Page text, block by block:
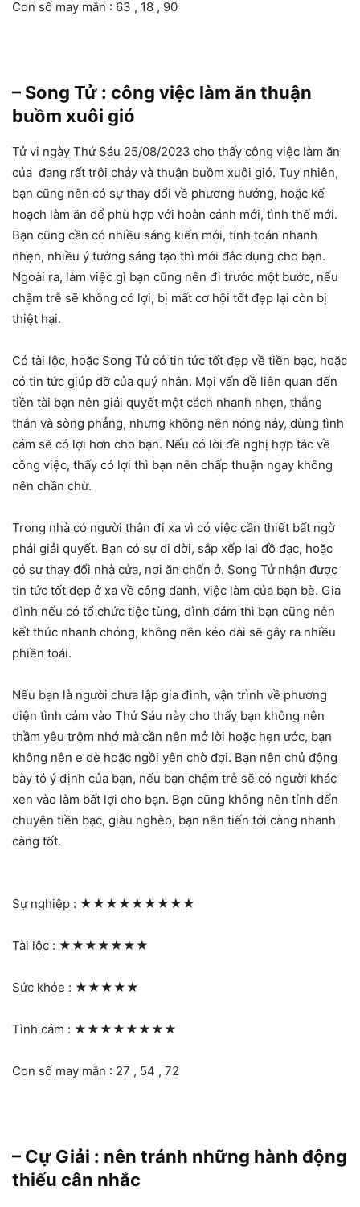
Con số may mắn : 63 , 18 , 90
– Song Tử : công việc làm ăn thuận
buồm xuôi gió
Tử vi ngày Thứ Sáu 25/08/2023 cho thấy công việc làm ăn
của đang rất trôi chảy và thuận buồm xuôi gió. Tuy nhiên,
bạn cũng nên có sự thay đổi về phương hướng, hoặc kế
hoạch làm ăn để phù hợp với hoàn cảnh mới, tình thế mới.
Bạn cũng cần có nhiều sáng kiến mới, tính toán nhanh
nhẹn, nhiều ý tưởng sáng tạo thì mới đắc dụng cho bạn.
Ngoài ra, làm việc gì bạn cũng nên đi trước một bước, nếu
chậm trễ sẽ không có lợi, bị mất cơ hội tốt đẹp lại còn bị
thiệt hại.
Có tài lộc, hoặc Song Tử có tin tức tốt đẹp về tiền bạc, hoặc
có tin tức giúp đỡ của quý nhân. Mọi vấn đề liên quan đến
tiền tài bạn nên giải quyết một cách nhanh nhẹn, thẳng
thắn và sòng phẳng, nhưng không nên nóng nảy, dùng tình
cảm sẽ có lợi hơn cho bạn. Nếu có lời đề nghị hợp tác về
công việc, thấy có lợi thì bạn nên chấp thuận ngay không
nên chần chừ.
Trong nhà có người thân đi xa vì có việc cần thiết bất ngờ
phải giải quyết. Bạn có sự di dời, sắp xếp lại đồ đạc, hoặc
có sự thay đổi nhà cửa, nơi ăn chốn ở. Song Tử nhận được
tin tức tốt đẹp ở xa về công danh, việc làm của bạn bè. Gia
đình nếu có tổ chức tiệc tùng, đình đám thì bạn cũng nên
kết thúc nhanh chóng, không nên kéo dài sẽ gây ra nhiều
phiền toái.
Nếu bạn là người chưa lập gia đình, vận trình về phương
diện tình cảm vào Thứ Sáu này cho thấy bạn không nên
thầm yêu trộm nhớ mà cần nên mở lời hoặc hẹn ước, bạn
không nên e dè hoặc ngồi yên chờ đợi. Bạn nên chủ động
bày tỏ ý định của bạn, nếu bạn chậm trễ sẽ có người khác
xen vào làm bất lợi cho bạn. Bạn cũng không nên tính đến
chuyện tiền bạc, giàu nghèo, bạn nên tiến tới càng nhanh
càng tốt.
Sự nghiệp : ★★★★★★★★★
Tài lộc : ★★★★★★★
Sức khỏe : ★★★★★
Tình cảm : ★★★★★★★★
Con số may mắn : 27 , 54 , 72
– Cự Giải : nên tránh những hành động
thiếu cân nhắc